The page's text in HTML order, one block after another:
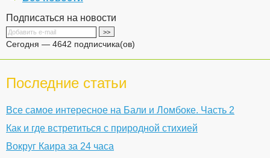
Подписаться на новости
Сегодня — 4642 подписчика(ов)
Последние статьи
Все самое интересное на Бали и Ломбоке. Часть 2
Как и где встретиться с природной стихией
Вокруг Каира за 24 часа